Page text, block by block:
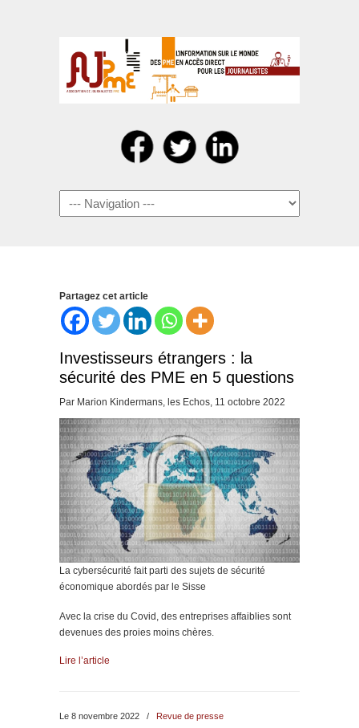
Navigation
Partagez cet article
Investisseurs étrangers : la
sécurité des PME en 5 questions
Par Marion Kindermans, les Echos, 11 octobre 2022
La cybersécurité fait parti des sujets de sécurité
économique abordés par le Sisse
Avec la crise du Covid, des entreprises affaiblies sont
devenues des proies moins chères.
Lire l’article
Le 8 novembre 2022 / Revue de presse